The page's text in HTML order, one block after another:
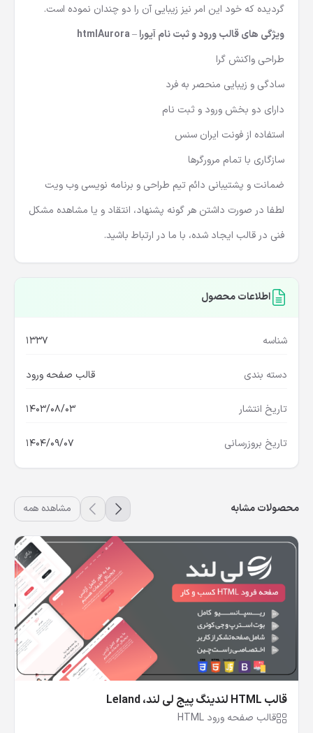
گردیده که خود این امر نیز زیبایی آن را دو چندان نموده است.
ویژگی های قالب ورود و ثبت نام آیورا –
htmlAurora
طراحی واکنش گرا
سادگی و زیبایی منحصر به فرد
دارای دو بخش ورود و ثبت نام
استفاده از فونت ایران سنس
سازگاری با تمام مرورگرها
ضمانت و پشتیبانی دائم تیم طراحی و برنامه نویسی وب ویت
لطفا در صورت داشتن هر گونه پشنهاد، انتقاد و یا مشاهده مشکل
فنی در قالب ایجاد شده، با ما در ارتباط باشید.
اطلاعات محصول
شناسه 1337
دسته بندی قالب صفحه ورود
تاریخ انتشار 1403/08/03
تاریخ بروزرسانی 1404/09/07
محصولات مشابه مشاهده همه
قالب HTML لندینگ پیج لی لند، Leland
قالب صفحه ورود HTML